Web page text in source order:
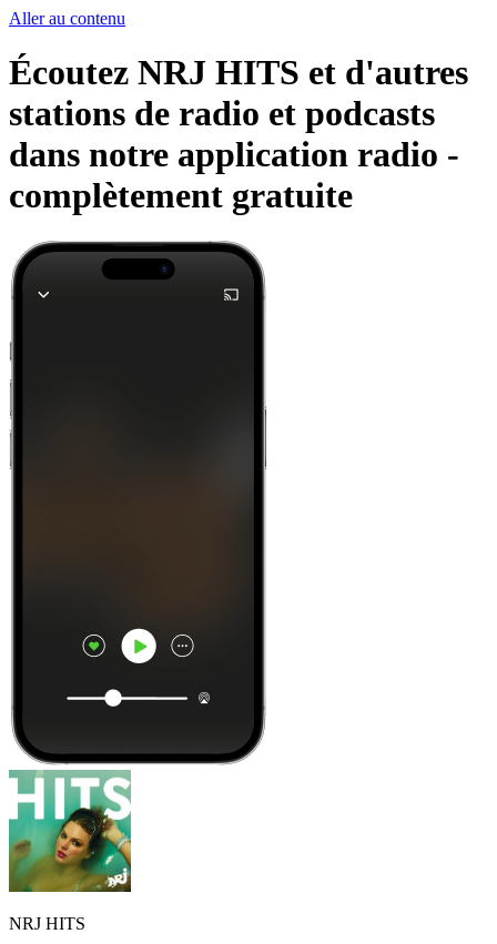
Aller au contenu
Écoutez NRJ HITS et d'autres
stations de radio et podcasts
dans notre application radio -
complètement gratuite
NRJ HITS